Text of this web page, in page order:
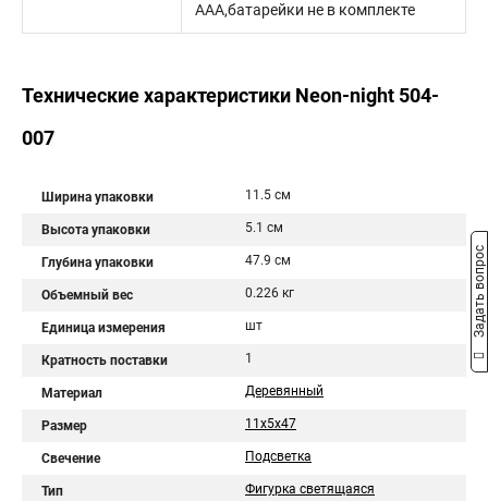
AAA,батарейки не в комплекте
Технические характеристики Neon-night 504-
007
Ширина упаковки 11.5 см
Высота упаковки 5.1 см
Глубина упаковки 47.9 см
Объемный вес 0.226 кг
Единица измерения шт
Кратность поставки 1
Материал Деревянный
Размер 11х5х47
Свечение Подсветка
Тип Фигурка светящаяся
Задать вопрос